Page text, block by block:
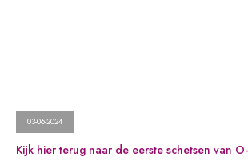
03-06-2024
Kijk hier terug naar de eerste schetsen van